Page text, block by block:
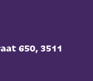
650, 3511